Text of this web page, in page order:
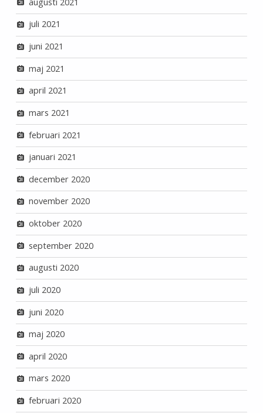
juli 2021
juni 2021
maj 2021
april 2021
mars 2021
februari 2021
januari 2021
december 2020
november 2020
oktober 2020
september 2020
augusti 2020
juli 2020
juni 2020
maj 2020
april 2020
mars 2020
februari 2020